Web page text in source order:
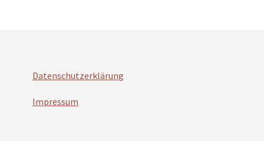
Datenschutzerklärung
Impressum